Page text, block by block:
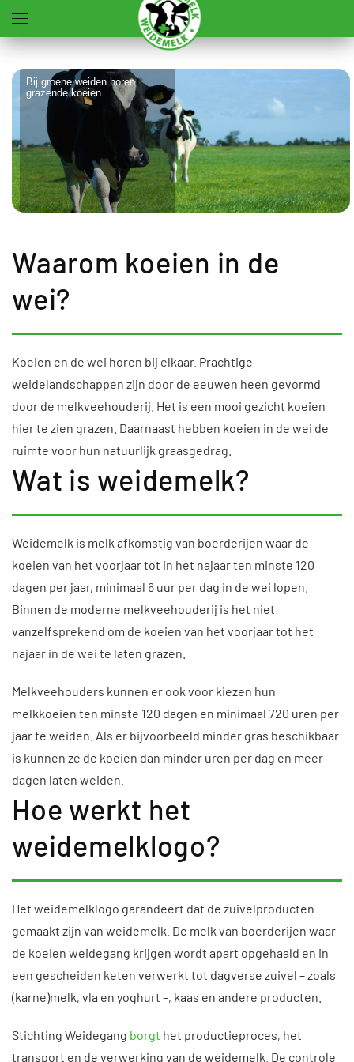
Terug naar hoofdinhoud
Bij groene weiden horen
grazende koeien
Waarom koeien in de
wei?
Koeien en de wei horen bij elkaar. Prachtige
weidelandschappen zijn door de eeuwen heen gevormd
door de melkveehouderij. Het is een mooi gezicht koeien
hier te zien grazen. Daarnaast hebben koeien in de wei de
ruimte voor hun natuurlijk graasgedrag.
Wat is weidemelk?
Weidemelk is melk afkomstig van boerderijen waar de
koeien van het voorjaar tot in het najaar ten minste 120
dagen per jaar, minimaal 6 uur per dag in de wei lopen.
Binnen de moderne melkveehouderij is het niet
vanzelfsprekend om de koeien van het voorjaar tot het
najaar in de wei te laten grazen.
Melkveehouders kunnen er ook voor kiezen hun
melkkoeien ten minste 120 dagen en minimaal 720 uren per
jaar te weiden. Als er bijvoorbeeld minder gras beschikbaar
is kunnen ze de koeien dan minder uren per dag en meer
dagen laten weiden.
Hoe werkt het
weidemelklogo?
Het weidemelklogo garandeert dat de zuivelproducten
gemaakt zijn van weidemelk. De melk van boerderijen waar
de koeien weidegang krijgen wordt apart opgehaald en in
een gescheiden keten verwerkt tot dagverse zuivel – zoals
(karne)melk, vla en yoghurt –, kaas en andere producten.
Stichting Weidegang borgt het productieproces, het
transport en de verwerking van de weidemelk. De controle